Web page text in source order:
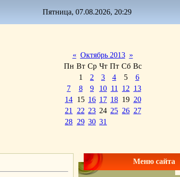
Пятница, 07.08.2026, 20:29
« Октябрь 2013 »
Пн Вт Ср Чт Пт Сб Вс
1
2 3 4 5
6
7
8 9 10 11 12 13
14 15 16 17 18 19 20
21
22 23 24 25 26 27
28 29 30 31
Меню сайта